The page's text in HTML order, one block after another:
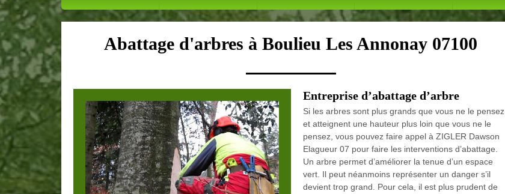
Abattage d'arbres à Boulieu Les Annonay 07100
Entreprise d’abattage d’arbre
Si les arbres sont plus grands que vous ne le pensez
et atteignent une hauteur plus loin que vous ne le
pensez, vous pouvez faire appel à ZIGLER Dawson
Elagueur 07 pour faire les interventions d’abattage.
Un arbre permet d’améliorer la tenue d’un espace
vert. Il peut néanmoins représenter un danger s’il
devient trop grand. Pour cela, il est plus prudent de